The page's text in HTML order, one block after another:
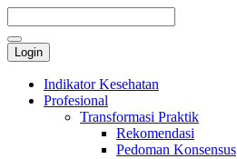
Login
Indikator Kesehatan
Profesional
Transformasi Praktik
Rekomendasi
Pedoman Konsensus